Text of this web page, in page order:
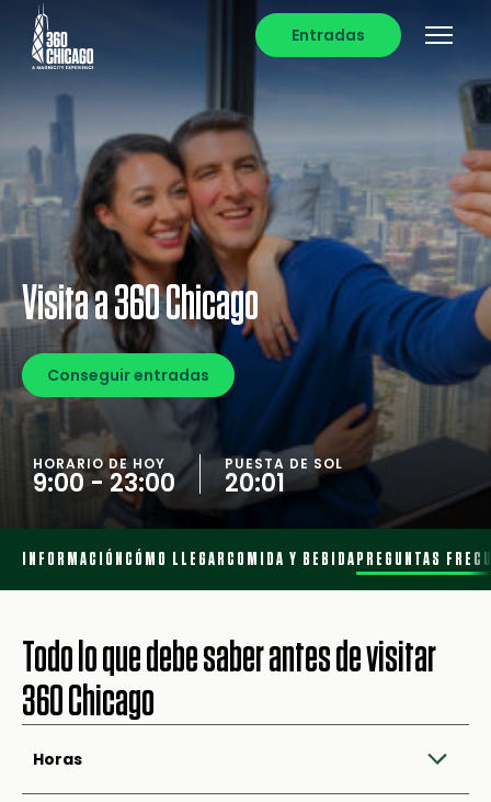
Entradas
Visita a 360 Chicago
HORARIO DE HOY
9:00 - 23:00
PUESTA DE SOL
20:01
Conseguir entradas
INFORMACIÓN CÓMO LLEGAR COMIDA Y BEBIDA PREGUNTAS
Todo lo que debe saber antes de visitar
360 Chicago
Horas